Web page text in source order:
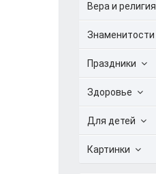
Вера и религия
Знаменитости
Праздники
Здоровье
Для детей
Картинки